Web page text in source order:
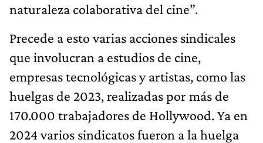
naturaleza colaborativa del cine”.
Precede a esto varias acciones sindicales
que involucran a estudios de cine,
empresas tecnológicas y artistas, como las
huelgas de 2023, realizadas por más de
170.000 trabajadores de Hollywood. Ya en
2024 varios sindicatos fueron a la huelga